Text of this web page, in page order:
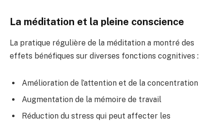
La méditation et la pleine conscience
La pratique régulière de la méditation a montré des
effets bénéfiques sur diverses fonctions cognitives :
Amélioration de l’attention et de la concentration
Augmentation de la mémoire de travail
Réduction du stress qui peut affecter les